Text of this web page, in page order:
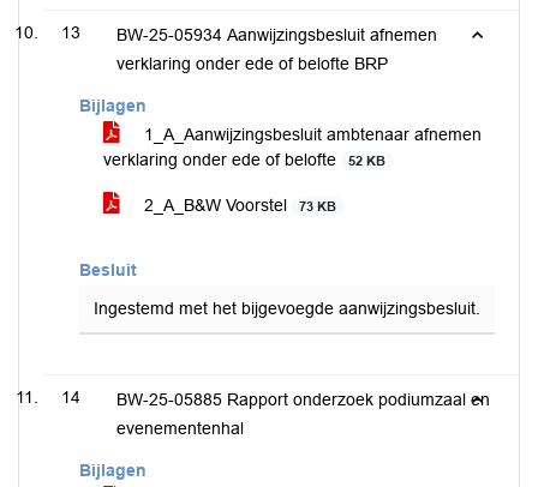
13
BW-25-05934 Aanwijzingsbesluit afnemen
verklaring onder ede of belofte BRP
Bijlagen
1_A_Aanwijzingsbesluit ambtenaar afnemen
verklaring onder ede of belofte
52 KB
2_A_B&W Voorstel 73 KB
Besluit
Ingestemd met het bijgevoegde aanwijzingsbesluit.
14
BW-25-05885 Rapport onderzoek podiumzaal en
evenementenhal
Bijlagen